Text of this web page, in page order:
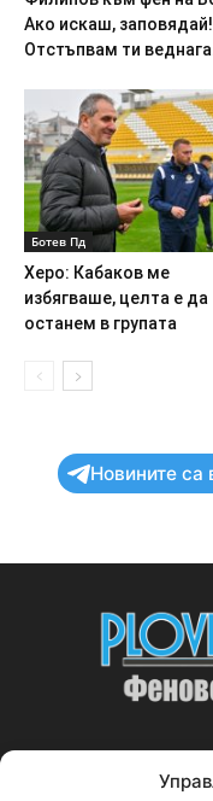
Ако искаш, заповядай!
Отстъпвам ти
Ботев Пд
Херо: Кабаков ме
избягваше, целта е да
останем в групата
Новините са